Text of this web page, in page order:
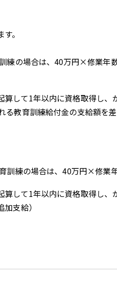
。
練の場合は、40万円×修業年
して1年以内に資格取得し、
教育訓練給付金の支給額を
練の場合は、40万円×修業年
して1年以内に資格取得し、
支給）